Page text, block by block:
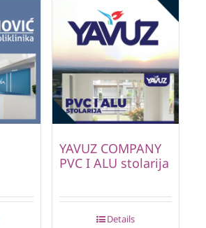
YAVUZ COMPANY
PVC I ALU stolarija
Details